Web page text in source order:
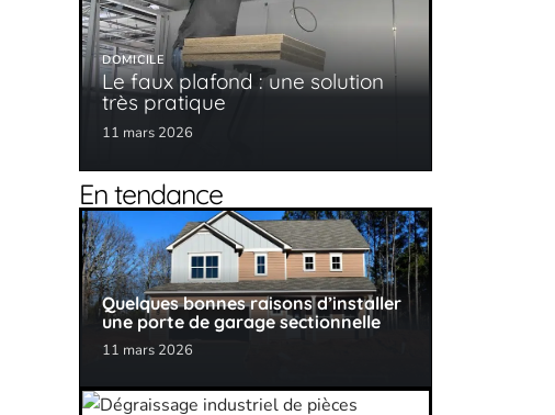
DOMICILE
Le faux plafond : une solution
très pratique
11 mars 2026
En tendance
Quelques bonnes raisons d’installer
une porte de garage sectionnelle
11 mars 2026